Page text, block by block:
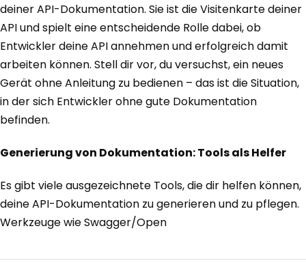
deiner API-Dokumentation. Sie ist die Visitenkarte deiner
API und spielt eine entscheidende Rolle dabei, ob
Entwickler deine API annehmen und erfolgreich damit
arbeiten können. Stell dir vor, du versuchst, ein neues
Gerät ohne Anleitung zu bedienen – das ist die Situation,
in der sich Entwickler ohne gute Dokumentation
befinden.
Generierung von Dokumentation: Tools als Helfer
Es gibt viele ausgezeichnete Tools, die dir helfen können,
deine API-Dokumentation zu generieren und zu pflegen.
Werkzeuge wie Swagger/Open